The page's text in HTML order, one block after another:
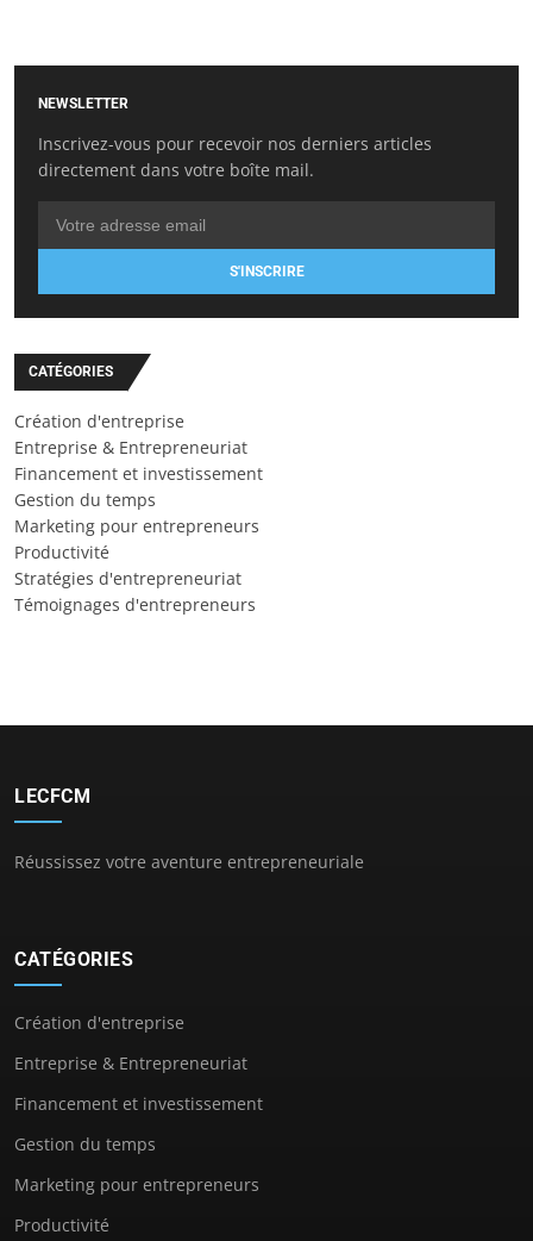
NEWSLETTER
Inscrivez-vous pour recevoir nos derniers articles
directement dans votre boîte mail.
S'INSCRIRE
CATÉGORIES
Création d'entreprise
Entreprise & Entrepreneuriat
Financement et investissement
Gestion du temps
Marketing pour entrepreneurs
Productivité
Stratégies d'entrepreneuriat
Témoignages d'entrepreneurs
LECFCM
Réussissez votre aventure entrepreneuriale
CATÉGORIES
Création d'entreprise
Entreprise & Entrepreneuriat
Financement et investissement
Gestion du temps
Marketing pour entrepreneurs
Productivité